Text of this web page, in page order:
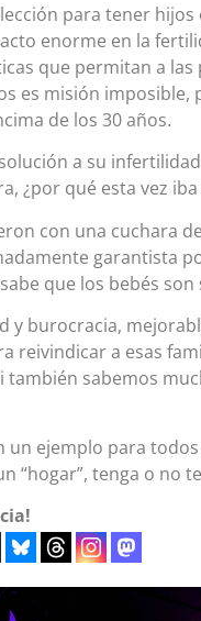
para tener
enorme en la
que permitan a las
es misión imposible,
de los 30 años.
a su
¿por qué esta vez
con una cuchara
garantista
que los bebés
y burocracia,
reivindicar a esas
también sabemos
un ejemplo para
“hogar”, tenga o no